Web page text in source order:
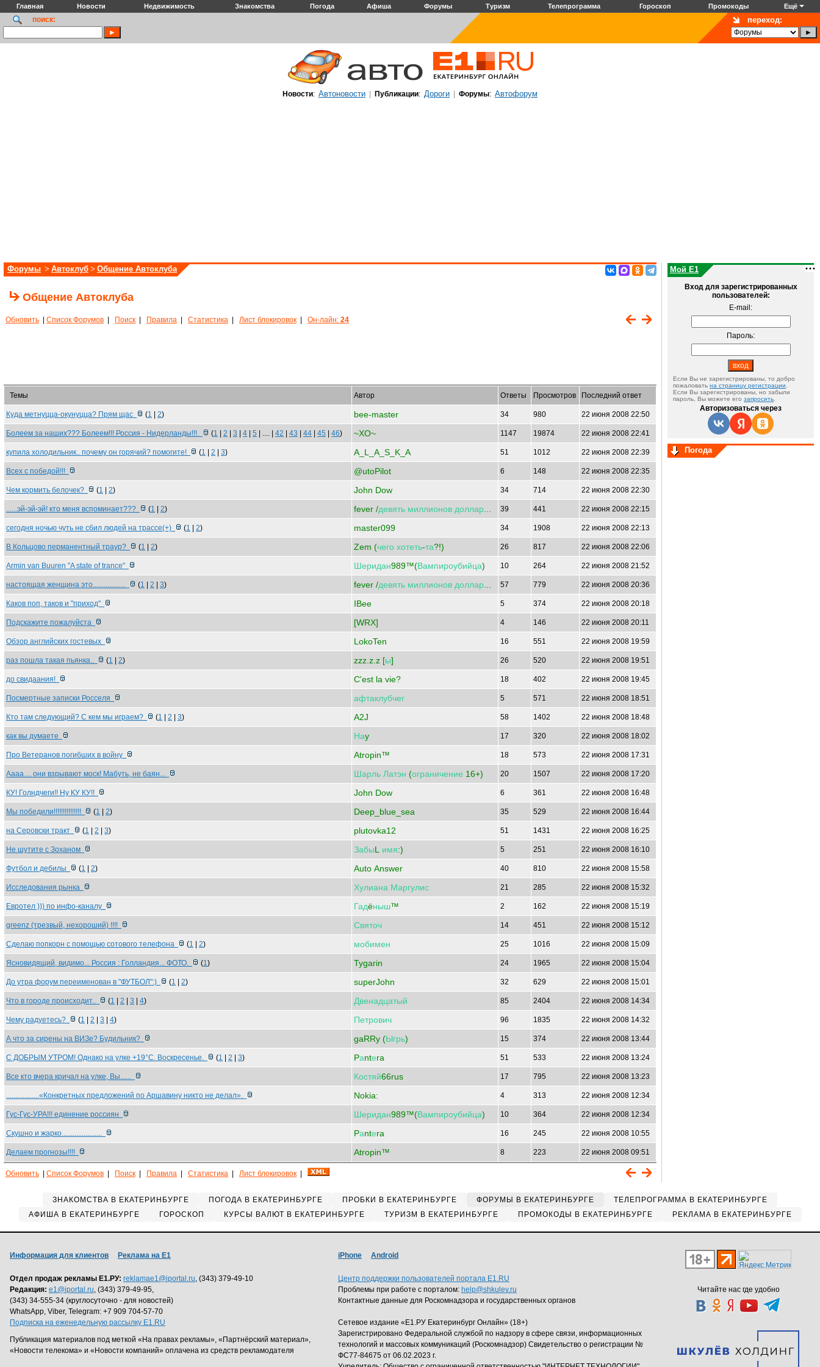
Главная Новости Недвижимость Знакомства Погода Афиша Форумы Туризм Телепрограмма Гороскоп Промокоды Ещё
поиск: переход:
Новости: Автоновости Публикации: Дороги Форумы: Автофорум
Форумы > Автоклуб > Общение Автоклуба
Общение Автоклуба
Обновить Список Форумов Поиск Правила Статистика Лист блокировок Он-лайн: 24
Темы Автор Ответы Просмотров Последний ответ
Куда метнуцца-окунуцца? Прям щас (1 2) bee-master 34 980 22 июня 2008 22:50
Болеем за наших??? Болеем!!! Россия - Нидерланды!!!. (1 2 3 4 5 | .... | 42 43 44 45 46) ~XO~ 1147 19874 22 июня 2008 22:41
купила холодильник.. почему он горячий? помогите! (1 2 3) A_L_A_S_K_A 51 1012 22 июня 2008 22:39
Всех с победой!!! @utoPilot 6 148 22 июня 2008 22:35
Чем кормить белочек? (1 2) John Dow 34 714 22 июня 2008 22:30
......эй-эй-эй! кто меня вспоминает??? (1 2) fever /девять миллионов доллар 39 441 22 июня 2008 22:15
сегодня ночью чуть не сбил людей на трассе(+) (1 2) master099 34 1908 22 июня 2008 22:13
В Кольцово перманентный траур? (1 2) Zem (чего хотеть-та?!) 26 817 22 июня 2008 22:06
Armin van Buuren "A state of trance" Шеридан989™(Вампироубийца) 10 264 22 июня 2008 21:52
настоящая женщина это.................. (1 2 3) fever /девять миллионов доллар 57 779 22 июня 2008 20:36
Каков поп, таков и "приход" IBee 5 374 22 июня 2008 20:18
Подскажите пожалуйста [WRX] 4 146 22 июня 2008 20:11
Обзор английских гостевых LokoTen 16 551 22 июня 2008 19:59
раз пошла такая пьянка.. (1 2) zzz.z.z [ы] 26 520 22 июня 2008 19:51
до свидаания! C'est la vie? 18 402 22 июня 2008 19:45
Посмертные записки Росселя афтаклубчег 5 571 22 июня 2008 18:51
Кто там следующий? С кем мы играем? (1 2 3) A2J 58 1402 22 июня 2008 18:48
как вы думаете Наy 17 320 22 июня 2008 18:02
Про Ветеранов погибших в войну Atropin™ 18 573 22 июня 2008 17:31
Аааа.... они взрывают моск! Мабуть, не баян... Шарль Латэн (ограничение 16+) 20 1507 22 июня 2008 17:20
КУ! Голндчеги!! Ну КУ КУ!! John Dow 6 361 22 июня 2008 16:48
Мы победили!!!!!!!!!!!!!!! (1 2) Deep_blue_sea 35 529 22 июня 2008 16:44
на Серовски тракт (1 2 3) plutovka12 51 1431 22 июня 2008 16:25
Не шутите с Зоханом ЗабыL имя:) 5 251 22 июня 2008 16:10
Футбол и дебилы (1 2) Auto Answer 40 810 22 июня 2008 15:58
Исследования рынка Хулиана Маргулис 21 285 22 июня 2008 15:32
Евротел ))) по инфо-каналу Гадёныш™ 2 162 22 июня 2008 15:19
greenz (трезвый, нехороший) !!!! Святоч 14 451 22 июня 2008 15:12
Сделаю попкорн с помощью сотового телефона (1 2) мобимен 25 1016 22 июня 2008 15:09
Ясновидящий, видимо... Россия : Голландия... ФОТО. (1) Tygarin 24 1965 22 июня 2008 15:04
До утра форум переименован в "ФУТБОЛ":) (1 2) superJohn 32 629 22 июня 2008 15:01
Что в городе происходит.. (1 2 3 4) Двенадцатый 85 2404 22 июня 2008 14:34
Чему радуетесь? (1 2 3 4) Петрович 96 1835 22 июня 2008 14:32
А что за сирены на ВИЗе? Будильник? gaRRy (Ыгрь) 15 374 22 июня 2008 13:44
С ДОБРЫМ УТРОМ! Однако на улке +19°C. Воскресенье. (1 2 3) Pаntеra 51 533 22 июня 2008 13:24
Все кто вчера кричал на улке, Вы...... Костяй66rus 17 795 22 июня 2008 13:23
..................«Конкретных предложений по Аршавину никто не делал». Nokia: 4 313 22 июня 2008 12:34
Гус-Гус-УРА!!! единение россиян Шеридан989™(Вампироубийца) 10 364 22 июня 2008 12:34
Скушно и жарко...................... Pаntеra 16 245 22 июня 2008 10:55
Делаем прогнозы!!!! Atropin™ 8 223 22 июня 2008 09:51
Обновить Список Форумов Поиск Правила Статистика Лист блокировок
Мой E1
Вход для зарегистрированных
пользователей:
E-mail:
Пароль:
Если Вы не зарегистрированы, то добро
пожаловать на страницу регистрации
Если Вы зарегистрированы, но забыли
пароль, Вы можете его запросить
Авторизоваться через
Погода
ЗНАКОМСТВА В ЕКАТЕРИНБУРГЕ ПОГОДА В ЕКАТЕРИНБУРГЕ ПРОБКИ В ЕКАТЕРИНБУРГЕ ФОРУМЫ В ЕКАТЕРИНБУРГЕ
ТЕЛЕПРОГРАММА В ЕКАТЕРИНБУРГЕ
АФИША В ЕКАТЕРИНБУРГЕ
ГОРОСКОП КУРСЫ ВАЛЮТ В ЕКАТЕРИНБУРГЕ ТУРИЗМ В ЕКАТЕРИНБУРГЕ ПРОМОКОДЫ В ЕКАТЕРИНБУРГЕ РЕКЛАМА В ЕКАТЕРИНБУРГЕ
Читайте нас где удобно
Информация для клиентов Реклама на Е1
Отдел продаж рекламы Е1.РУ: reklamae1@iportal.ru, (343) 379-49-10
Редакция: e1@iportal.ru, (343) 379-49-95,
(343) 34-555-34 (круглосуточно - для новостей)
WhatsApp, Viber, Telegram: +7 909 704-57-70
Подписка на еженедельную рассылку E1.RU
Публикация материалов под меткой «На правах рекламы», «Партнёрский материал»,
«Новости телекома» и «Новости компаний» оплачена из средств рекламодателя
iPhone Android
Центр поддержки пользователей портала E1.RU
Проблемы при работе с порталом: help@shkulev.ru
Контактные данные для Роскомнадзора и государственных органов
Сетевое издание «Е1.РУ Екатеринбург Онлайн» (18+)
Зарегистрировано Федеральной службой по надзору в сфере связи, информационных
технологий и массовых коммуникаций (Роскомнадзор) Свидетельство о регистрации №
ФС77-84675 от 06.02.2023 г.